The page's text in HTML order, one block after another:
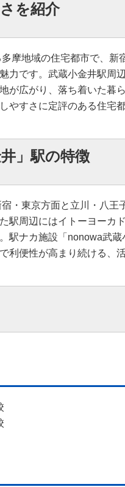
を紹介
摩地域の住宅都市で、
力です。武蔵小金井駅周
が広がり、落ち着いた暮
やすさに定評のある住宅都
」駅の特徴
・東京方面と立川・八
駅周辺にはイトーヨーカ
駅ナカ施設「nonowa武
利便性が高まり続ける、